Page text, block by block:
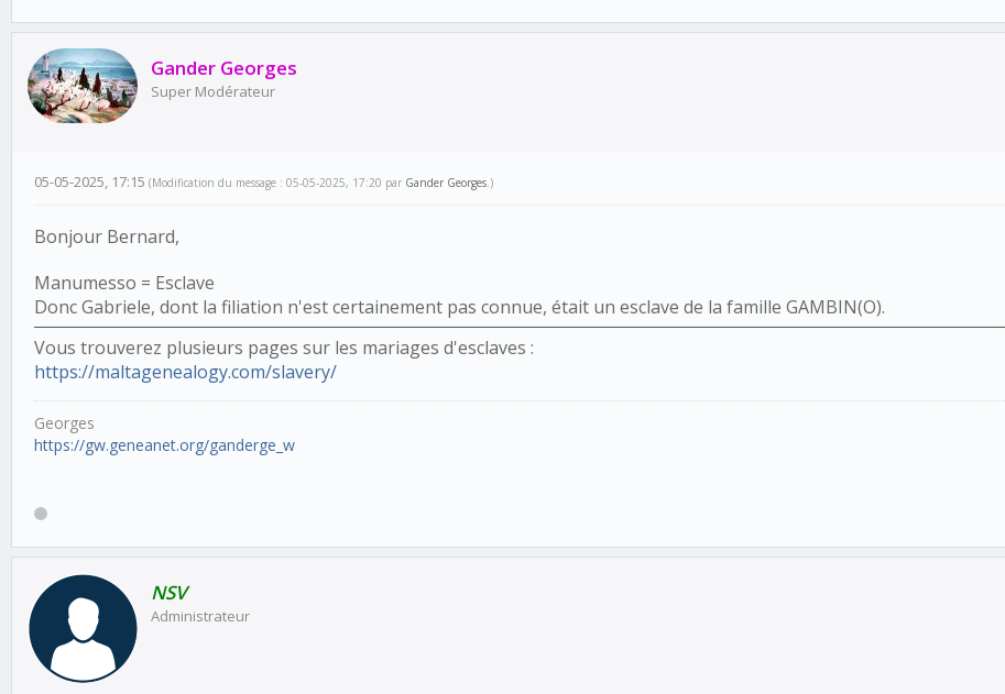
Gander Georges
Super Modérateur
05-05-2025, 17:15 (Modification du message : 05-05-2025, 17:20 par Gander Georges.)
Bonjour Bernard,
Manumesso = Esclave
Donc Gabriele, dont la filiation n'est certainement pas connue, était un esclave de la famille GAMBIN(O).
Vous trouverez plusieurs pages sur les mariages d'esclaves :
https://maltagenealogy.com/slavery/
Georges
https://gw.geneanet.org/ganderge_w
NSV
Administrateur